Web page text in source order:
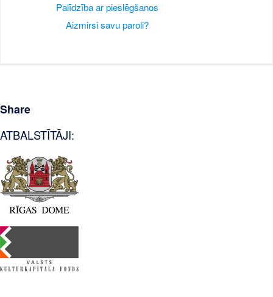
Palīdzība ar pieslēgšanos
Aizmirsi savu paroli?
Share
ATBALSTĪTĀJI: